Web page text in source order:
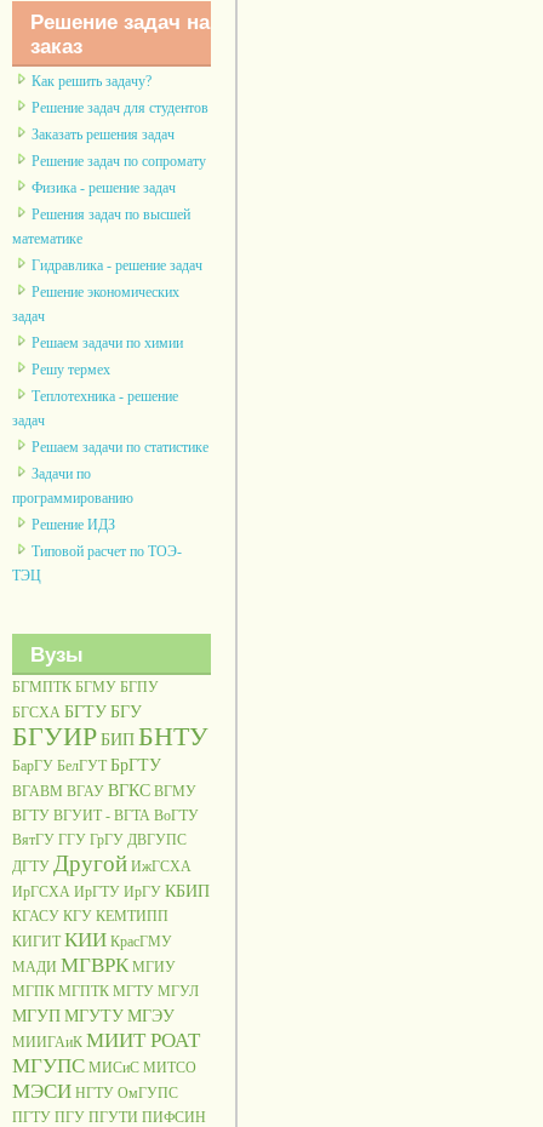
Решение задач на
заказ
Как решить задачу?
Решение задач для студентов
Заказать решения задач
Решение задач по сопромату
Физика - решение задач
Решения задач по высшей
математике
Гидравлика - решение задач
Решение экономических
задач
Решаем задачи по химии
Решу термех
Теплотехника - решение
задач
Решаем задачи по статистике
Задачи по
программированию
Решение ИДЗ
Типовой расчет по ТОЭ-
ТЭЦ
Вузы
БГМПТК БГМУ БГПУ
БГСХА БГТУБГУ
БГУИРБИПБНТУ
БарГУ БелГУТ БрГТУ
ВГАВМ ВГАУ ВГКС ВГМУ
ВГТУ ВГУИТ - ВГТА ВоГТУ
ВятГУ ГГУ ГрГУ ДВГУПС
ДГТУ Другой ИжГСХА
ИрГСХА ИрГТУ ИрГУ КБИП
КГАСУ КГУ КЕМТИПП
КИГИТ КИИ КрасГМУ
МАДИ МГВРК МГИУ
МГПК МГПТК МГТУ МГУЛ
МГУПМГУТУМГЭУ
МИИГАиК МИИТ РОАТ
МГУПС МИСиС МИТСО
МЭСИ НГТУ ОмГУПС
ПГТУ ПГУ ПГУТИ ПИФСИН